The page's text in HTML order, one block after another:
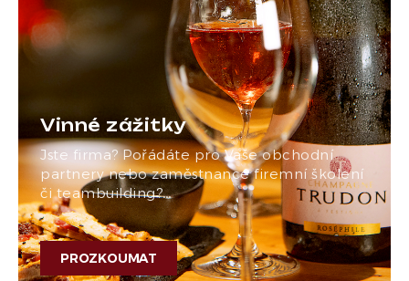
Vinné zážitky
Jste firma? Pořádáte pro Vaše obchodní
partnery nebo zaměstnance firemní školení
či teambuilding?…
PROZKOUMAT